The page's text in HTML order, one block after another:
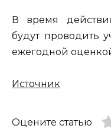
В время
будут проводить
ежегодной
Источник
Оцените статью